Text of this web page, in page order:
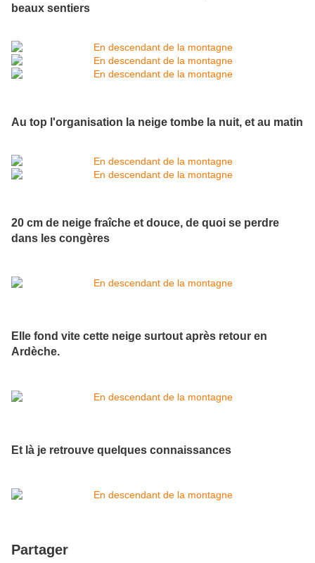
beaux sentiers
Au top l'organisation la neige tombe la nuit, et au matin
20 cm de neige fraîche et douce, de quoi se perdre
dans les congères
Elle fond vite cette neige surtout après retour en
Ardèche.
Et là je retrouve quelques connaissances
Partager